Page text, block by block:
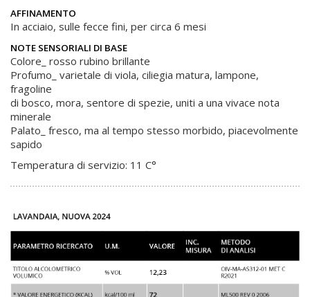
AFFINAMENTO
In acciaio, sulle fecce fini, per circa 6 mesi
NOTE SENSORIALI DI BASE
Colore_ rosso rubino brillante
Profumo_ varietale di viola, ciliegia matura, lampone,
fragoline
di bosco, mora, sentore di spezie, uniti a una vivace nota
minerale
Palato_ fresco, ma al tempo stesso morbido, piacevolmente
sapido
Temperatura di servizio: 11 C°